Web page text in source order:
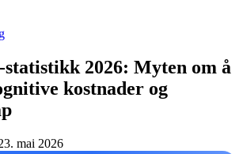
2026: Myten om å
kostnader og
mai 2026